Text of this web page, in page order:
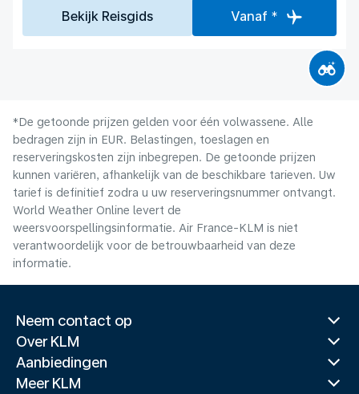
Bekijk Reisgids Vanaf *
*De getoonde prijzen gelden voor één volwassene. Alle
bedragen zijn in EUR. Belastingen, toeslagen en
reserveringskosten zijn inbegrepen. De getoonde prijzen
kunnen variëren, afhankelijk van de beschikbare tarieven. Uw
tarief is definitief zodra u uw reserveringsnummer ontvangt.
World Weather Online levert de
weersvoorspellingsinformatie. Air France-KLM is niet
verantwoordelijk voor de betrouwbaarheid van deze
informatie.
Neem contact op
Over KLM
Aanbiedingen
Meer KLM